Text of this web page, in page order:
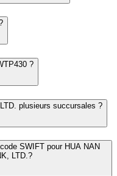
?
plusieurs succursales ?
SWIFT pour HUA NAN
LTD.?